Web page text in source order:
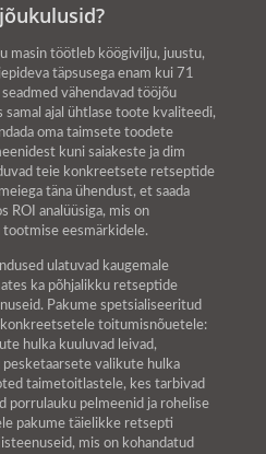
masin töötleb köögivilju, juustu,
täpsusega enam kui 71
vähendavad tööjõu
ajal ühtlase toote kvaliteedi,
oma taimsete toodete
kuni saiakeste ja dim
teie konkreetsete retseptide
täna ühendust, et saada
ROI analüüsiga, mis on
eesmärkidele.
ulatuvad kaugemale
ka põhjalikku retseptide
Pakume spetsialiseeritud
toitumisnõuetele:
hulka kuuluvad leivad,
valikute hulka
taimetoitlastele, kes tarbivad
porrulauku pelmeenid ja rohelise
pakume täielikke retsepti
mis on kohandatud